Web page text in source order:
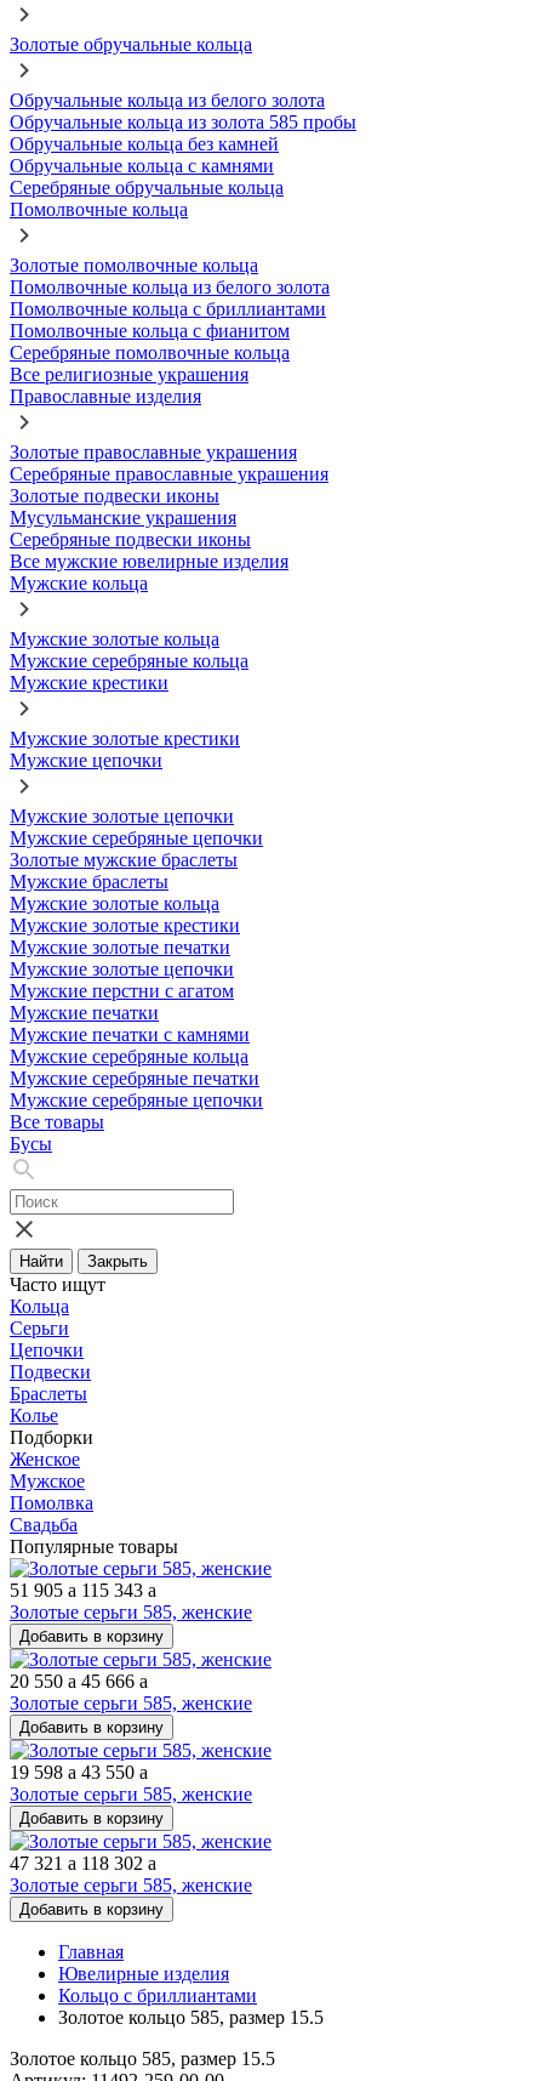
Золотые обручальные кольца
Обручальные кольца из белого золота
Обручальные кольца из золота 585 пробы
Обручальные кольца без камней
Обручальные кольца с камнями
Серебряные обручальные кольца
Помолвочные кольца
Золотые помолвочные кольца
Помолвочные кольца из белого золота
Помолвочные кольца с бриллиантами
Помолвочные кольца с фианитом
Серебряные помолвочные кольца
Все религиозные украшения
Православные изделия
Золотые православные украшения
Серебряные православные украшения
Золотые подвески иконы
Мусульманские украшения
Серебряные подвески иконы
Все мужские ювелирные изделия
Мужские кольца
Мужские золотые кольца
Мужские серебряные кольца
Мужские крестики
Мужские золотые крестики
Мужские цепочки
Мужские золотые цепочки
Мужские серебряные цепочки
Золотые мужские браслеты
Мужские браслеты
Мужские золотые кольца
Мужские золотые крестики
Мужские золотые печатки
Мужские золотые цепочки
Мужские перстни с агатом
Мужские печатки
Мужские печатки с камнями
Мужские серебряные кольца
Мужские серебряные печатки
Мужские серебряные цепочки
Все товары
Бусы
Найти Закрыть
Часто ищут
Кольца
Серьги
Цепочки
Подвески
Браслеты
Колье
Подборки
Женское
Мужское
Помолвка
Свадьба
Популярные товары
51 905 a 115 343 a
Золотые серьги 585, женские
Добавить в корзину
20 550 a 45 666 a
Золотые серьги 585, женские
Добавить в корзину
19 598 a 43 550 a
Золотые серьги 585, женские
Добавить в корзину
47 321 a 118 302 a
Золотые серьги 585, женские
Добавить в корзину
Главная
Ювелирные изделия
Кольцо с бриллиантами
Золотое кольцо 585, размер 15.5
Золотое кольцо 585, размер 15.5